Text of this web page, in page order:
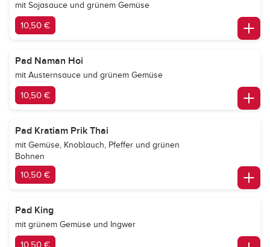
mit Sojasauce und grünem Gemüse
10,50 €
Pad Naman Hoi
mit Austernsauce und grünem Gemüse
10,50 €
Pad Kratiam Prik Thai
mit Gemüse, Knoblauch, Pfeffer und grünen
Bohnen
10,50 €
Pad King
mit grünem Gemüse und Ingwer
10,50 €